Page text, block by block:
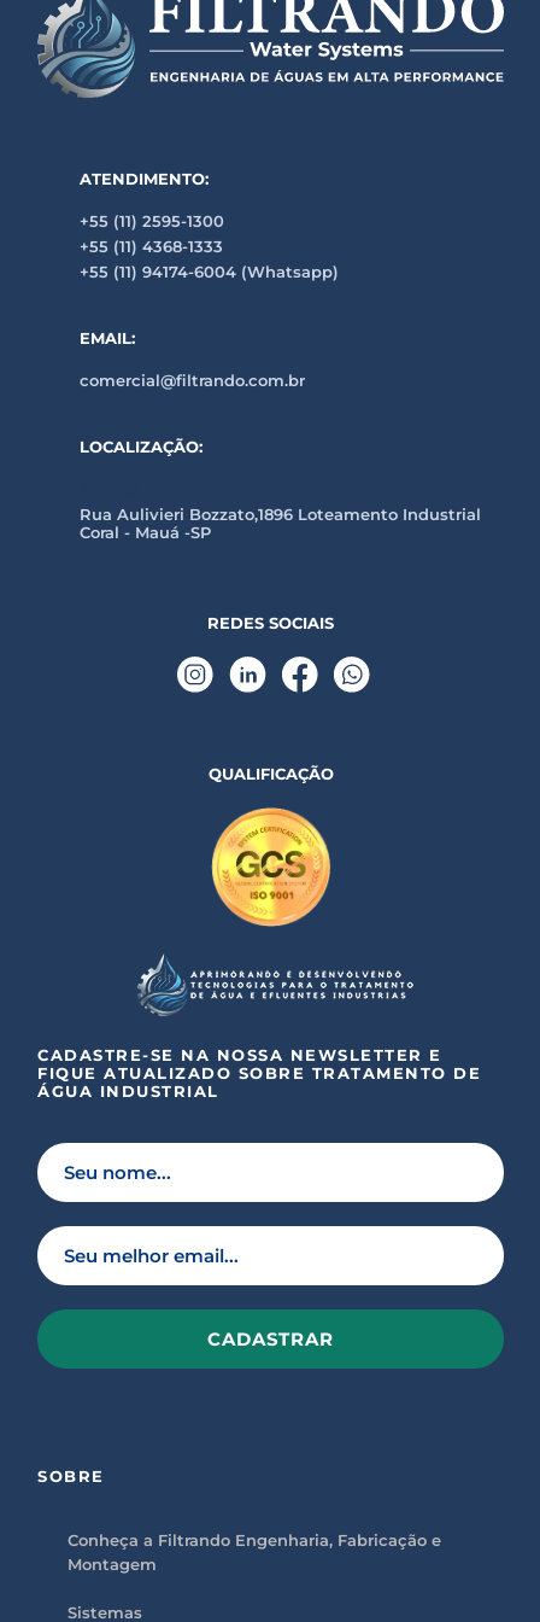
ATENDIMENTO:
+55 (11) 2595-1300
+55 (11) 4368-1333
+55 (11) 94174-6004 (Whatsapp)
EMAIL:
comercial@filtrando.com.br
LOCALIZAÇÃO:
Rua Aulivieri Bozzato,1896 Loteamento Industrial
Coral - Mauá -SP
REDES SOCIAIS
QUALIFICAÇÃO
CADASTRE-SE NA NOSSA NEWSLETTER E
FIQUE ATUALIZADO SOBRE TRATAMENTO DE
ÁGUA INDUSTRIAL
s
e
SOBRE
Conheça a Filtrando Engenharia, Fabricação e
Montagem
Sistemas